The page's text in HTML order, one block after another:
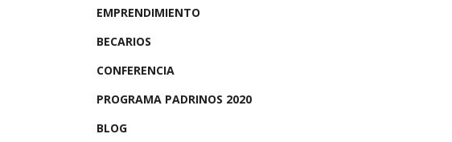
EMPRENDIMIENTO
BECARIOS
CONFERENCIA
PROGRAMA PADRINOS 2020
BLOG